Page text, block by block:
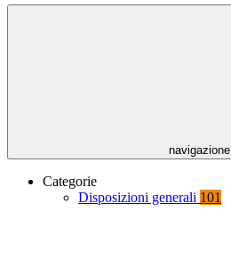
navigazione
Categorie
Disposizioni generali 101